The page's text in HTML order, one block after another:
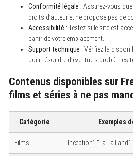
Conformité légale : Assurez-vous
droits d’auteur et ne propose pas de
Accessibilité : Testez si le site est
partir de votre emplacement.
Support technique : Vérifiez la
pour résoudre d’éventuels problèmes
Contenus disponibles sur
films et séries à ne pas
Catégorie Exemples
Films “Inception”, “La La Land”,